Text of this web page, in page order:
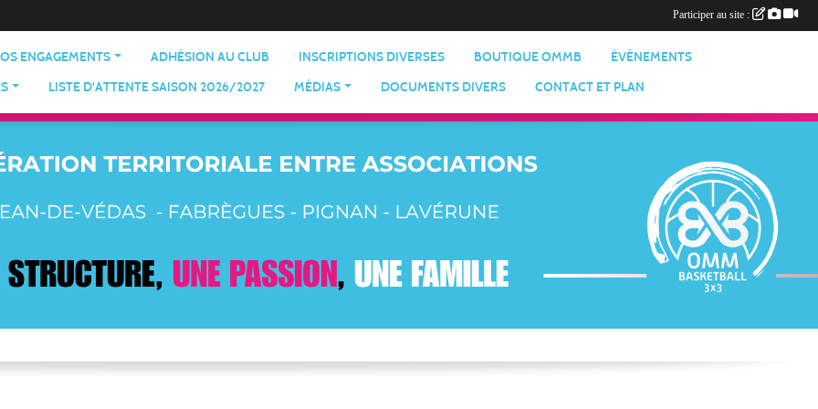
ENGAGEMENTS ADHÉSION AU CLUB INSCRIPTIONS DIVERSES BOUTIQUE OMMB
ÉVÈNEMENTS
LISTE D'ATTENTE SAISON 2026/2027 MÉDIAS DOCUMENTS DIVERS CONTACT ET PLAN
Participer au site :